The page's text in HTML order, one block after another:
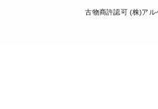
古物商許認可 (株)ア